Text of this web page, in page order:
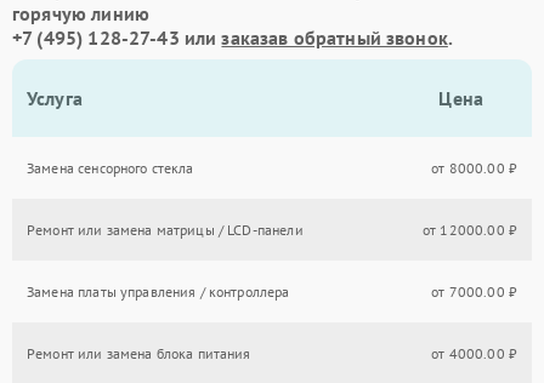
горячую линию
+7 (495) 128-27-43 илизаказав обратный звонок.
Услуга Цена
Замена сенсорного стекла от 8000.00 ₽
Ремонт или замена матрицы / LCD-панели от 12000.00 ₽
Замена платы управления / контроллера от 7000.00 ₽
Ремонт или замена блока питания от 4000.00 ₽